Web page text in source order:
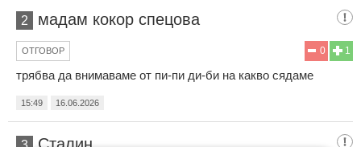
2 мадам кокор спецова
1
0
ОТГОВОР
трябва да внимаваме от пи-пи ди-би на какво сядаме
15:49 16.06.2026